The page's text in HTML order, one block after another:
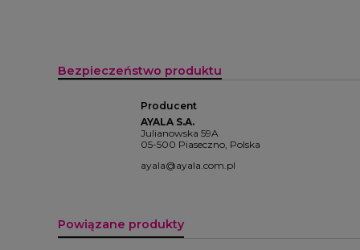
Bezpieczeństwo produktu
Producent
AYALA S.A.
Julianowska 59A
05-500 Piaseczno, Polska
ayala@ayala.com.pl
Powiązane produkty